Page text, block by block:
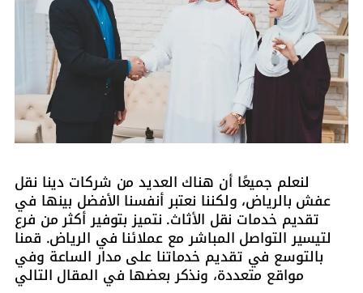
لنعلم جميعًا أن هناك العديد من شركات دينا نقل
عفش بالرياض، ولكننا نعتبر أنفسنا الأفضل بينها في
تقديم خدمات نقل الأثاث. نتميز بتوفير أكثر من فرع
لتيسير التواصل المباشر مع عملائنا في الرياض. قمنا
بالتوسع في تقديم خدماتنا على مدار الساعة وفي
مواقع متعددة، ونذكر بعضها في المقال التالي